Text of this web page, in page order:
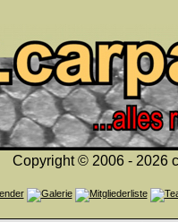
Copyright © 2006 - 2026